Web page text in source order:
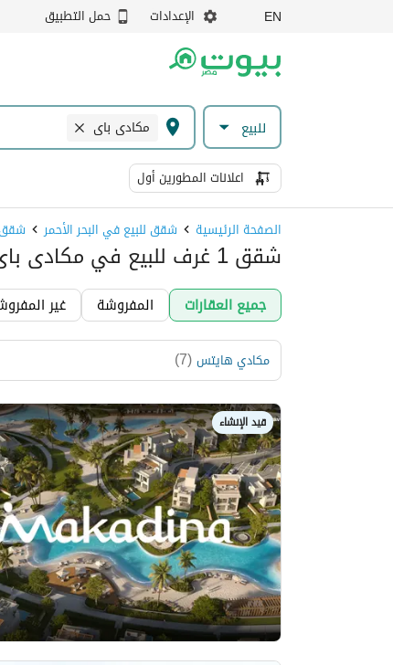
EN الإعدادات حمل التطبيق
للبيع مكادى باى
اعلانات المطورين أول
الصفحة الرئيسية شقق للبيع في البحر الأحمر شقق
شقق 1 غرف للبيع في مكادى باى، البحر الأحمر
جميع العقارات المفروشة غير
مكادي هايتس(
7
)
قيد الإنشاء